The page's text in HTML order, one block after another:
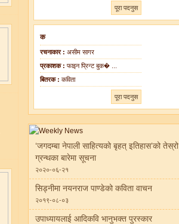
पूरा पदनुस
क
रचनाकार : असीम सागर
प्रकाशक : फाइन प्रिन्ट बुक� ...
बितरक : कविता
पूरा पदनुस
‘जगदम्बा नेपाली साहित्यको बृहत् इतिहास’को तेस्रो
ग्रन्थका बारेमा सूचना
२०२०-०६-२१
सिड्नीमा नयनराज पाण्डेको कविता वाचन
२०१९-०८-०३
उपाध्यायलाई आदिकवि भानुभक्त पुरस्कार